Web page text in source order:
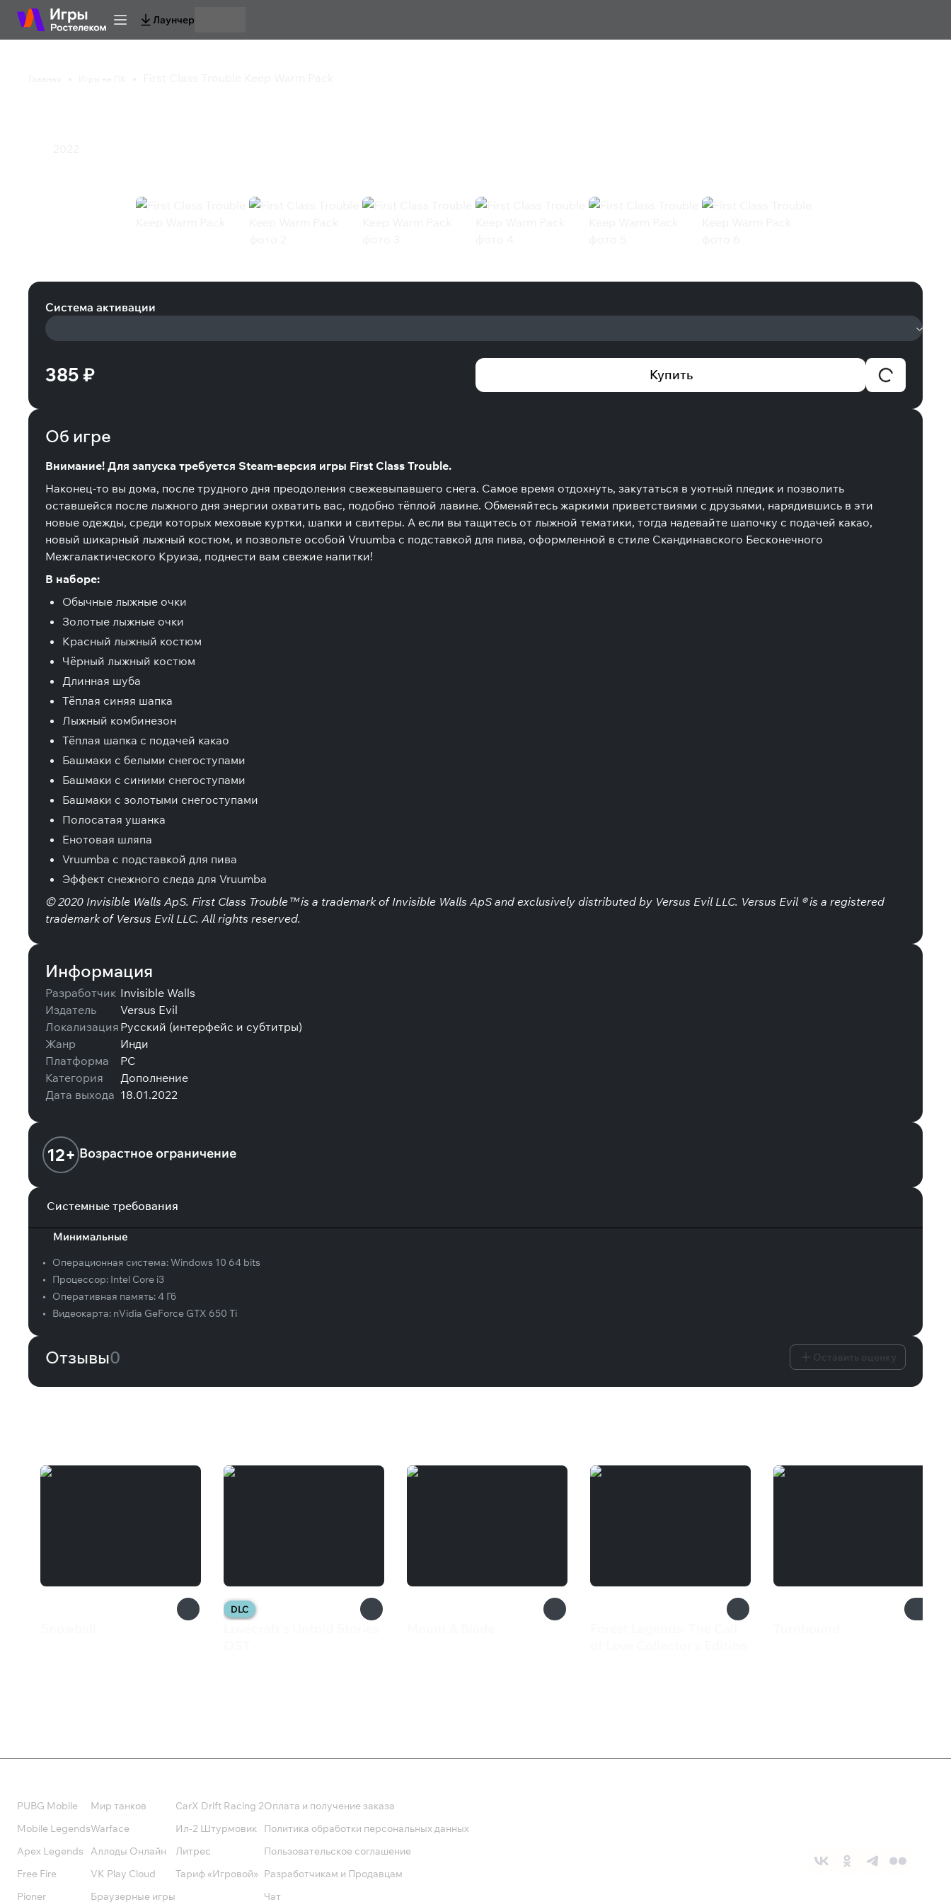
Лаунчер
Система активации
385 ₽ Купить
Об игре
Внимание! Для запуска требуется Steam-версия игры First Class Trouble.
Наконец-то вы дома, после трудного дня преодоления свежевыпавшего снега. Самое время отдохнуть, закутаться в уютный пледик и позволить
оставшейся после лыжного дня энергии охватить вас, подобно тёплой лавине. Обменяйтесь жаркими приветствиями с друзьями, нарядившись в эти
новые одежды, среди которых меховые куртки, шапки и свитеры. А если вы тащитесь от лыжной тематики, тогда надевайте шапочку с подачей какао,
новый шикарный лыжный костюм, и позвольте особой Vruumba с подставкой для пива, оформленной в стиле Скандинавского Бесконечного
Межгалактического Круиза, поднести вам свежие напитки!
В наборе:
Обычные лыжные очки
Золотые лыжные очки
Красный лыжный костюм
Чёрный лыжный костюм
Длинная шуба
Тёплая синяя шапка
Лыжный комбинезон
Тёплая шапка с подачей какао
Башмаки с белыми снегоступами
Башмаки с синими снегоступами
Башмаки с золотыми снегоступами
Полосатая ушанка
Енотовая шляпа
Vruumba с подставкой для пива
Эффект снежного следа для Vruumba
© 2020 Invisible Walls ApS. First Class Trouble™ is a trademark of Invisible Walls ApS and exclusively distributed by Versus Evil LLC. Versus Evil ® is a registered
trademark of Versus Evil LLC. All rights reserved.
Информация
Разработчик Invisible Walls
Издатель
Versus Evil
Локализация Русский (интерфейс и субтитры)
Жанр
Инди
Платформа
PC
Категория
Дополнение
Дата выхода 18.01.2022
12+ Возрастное ограничение
Системные требования
Минимальные
• Операционная система:Windows 10 64 bits
•
Процессор: Intel Core i3
•
Оперативная память:4 Гб
•
Видеокарта: nVidia GeForce GTX 650 Ti
Отзывы0
DLC
PUBG Mobile
Mobile Legends
Apex Legends
Free Fire
Pioner
Мир танков
Warface
Аллоды Онлайн
VK Play Cloud
Браузерные игры
CarX Drift Racing 2
Ил-2 Штурмовик
Литрес
Тариф «Игровой»
Оплата и получение заказа
Политика обработки персональных данных
Пользовательское соглашение
Разработчикам и Продавцам
Чат